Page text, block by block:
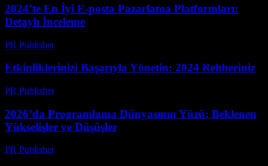
2024’te En İyi E-posta Pazarlama Platformları:
Detaylı İnceleme
PR Publisher-
Etkinliklerinizi Başarıyla Yönetin: 2024 Rehberiniz
PR Publisher-
2026’da Programlama Dünyasının Yüzü: Beklenen
Yükselişler ve Düşüşler
PR Publisher-